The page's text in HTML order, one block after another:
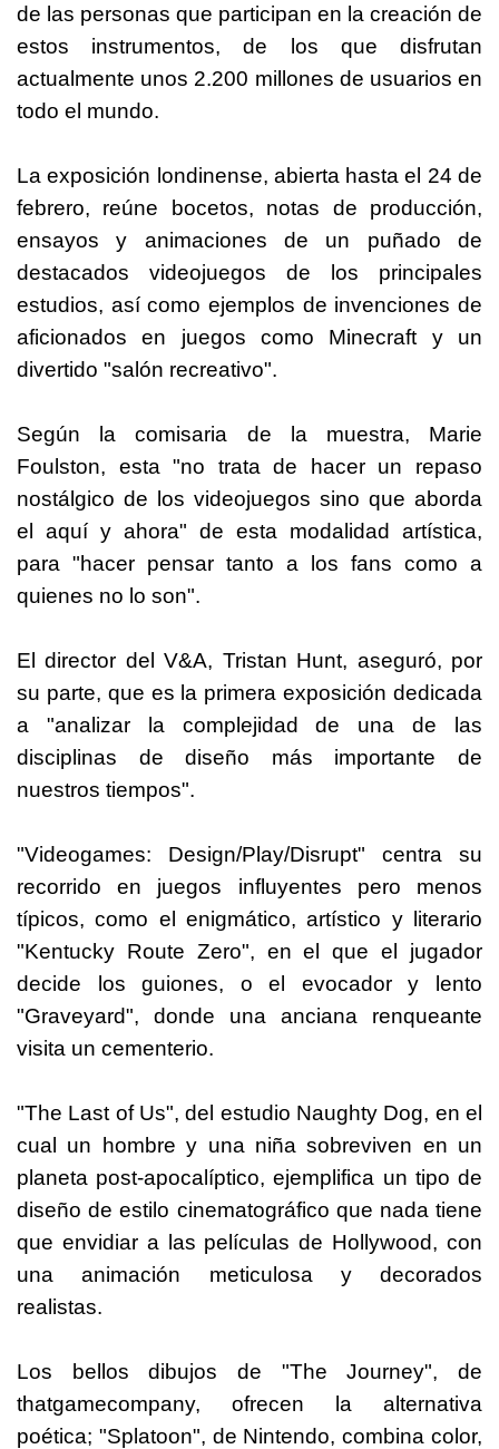
de las personas que participan en la creación de
estos instrumentos, de los que disfrutan
actualmente unos 2.200 millones de usuarios en
todo el mundo.
La exposición londinense, abierta hasta el 24 de
febrero, reúne bocetos, notas de producción,
ensayos y animaciones de un puñado de
destacados videojuegos de los principales
estudios, así como ejemplos de invenciones de
aficionados en juegos como Minecraft y un
divertido "salón recreativo".
Según la comisaria de la muestra, Marie
Foulston, esta "no trata de hacer un repaso
nostálgico de los videojuegos sino que aborda
el aquí y ahora" de esta modalidad artística,
para "hacer pensar tanto a los fans como a
quienes no lo son".
El director del V&A, Tristan Hunt, aseguró, por
su parte, que es la primera exposición dedicada
a "analizar la complejidad de una de las
disciplinas de diseño más importante de
nuestros tiempos".
"Videogames: Design/Play/Disrupt" centra su
recorrido en juegos influyentes pero menos
típicos, como el enigmático, artístico y literario
"Kentucky Route Zero", en el que el jugador
decide los guiones, o el evocador y lento
"Graveyard", donde una anciana renqueante
visita un cementerio.
"The Last of Us", del estudio Naughty Dog, en el
cual un hombre y una niña sobreviven en un
planeta post-apocalíptico, ejemplifica un tipo de
diseño de estilo cinematográfico que nada tiene
que envidiar a las películas de Hollywood, con
una animación meticulosa y decorados
realistas.
Los bellos dibujos de "The Journey", de
thatgamecompany, ofrecen la alternativa
poética; "Splatoon", de Nintendo, combina color,